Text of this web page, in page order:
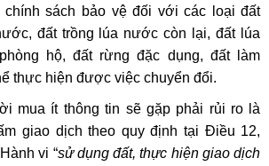
sách bảo vệ đối với các loại đất
đất trồng lúa nước còn lại, đất lúa
hộ, đất rừng đặc dụng, đất làm
thực hiện được việc chuyển đổi.
mua ít thông tin sẽ gặp phải rủi ro là
giao dịch theo quy định tại Điều 12,
vi “sử dụng đất, thực hiện giao dịch